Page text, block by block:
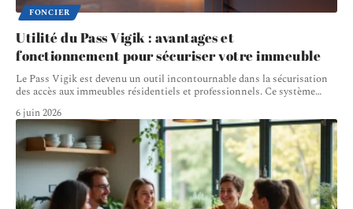
FONCIER
Utilité du Pass Vigik : avantages et
fonctionnement pour sécuriser votre immeuble
Le Pass Vigik est devenu un outil incontournable dans la sécurisation
des accès aux immeubles résidentiels et professionnels. Ce système…
6 juin 2026